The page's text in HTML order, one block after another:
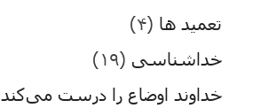
تعمید ها (۴)
خداشناسی (۱۹)
خداوند اوضاع را درست می‌کند